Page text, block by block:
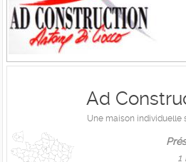
Ad
Une maison individuelle
1